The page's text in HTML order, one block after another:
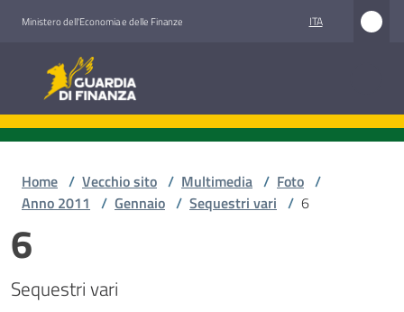
Ministero dell'Economia e delle Finanze ITA
Guardia di Finanza
Home / Vecchio sito / Multimedia / Foto /
Anno 2011 / Gennaio / Sequestri vari / 6
6
Sequestri vari